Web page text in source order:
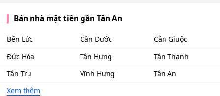
Bán nhà mặt tiền gần Tân An
Bến Lức Cần Đước
Cần Giuộc
Đức Hòa
Tân Hưng
Tân Thạnh
Tân Trụ
Vĩnh Hưng
Tân An
Xem thêm